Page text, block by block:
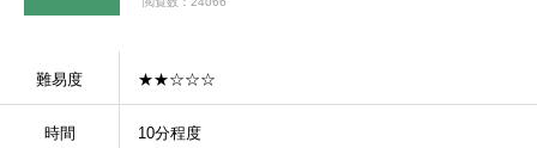
難易度 ★★☆☆☆
時間 10分程度